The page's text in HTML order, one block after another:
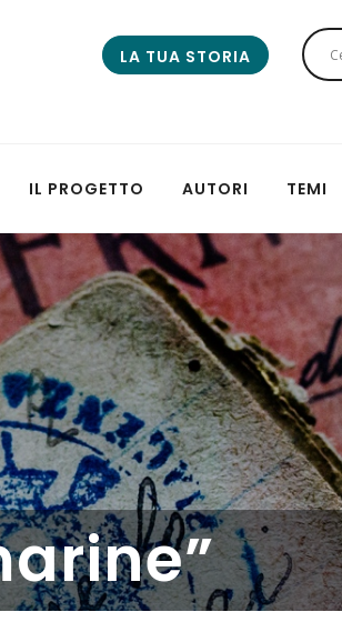
LA TUA STORIA
IL PROGETTO AUTORI TEMI